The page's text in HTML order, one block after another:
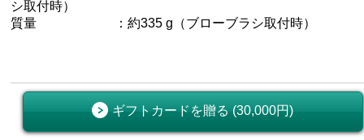
シ取付時）
質量 ：約335 g（ブローブラシ取付時）
ギフトカードを贈る (30,000円)